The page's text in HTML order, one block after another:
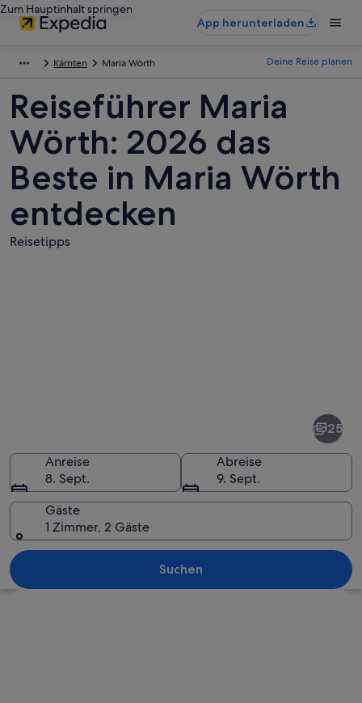
Zum Hauptinhalt springen
App herunterladen
Kärnten Maria Wörth Deine Reise planen
Reiseführer Maria
Wörth: 2026 das
Beste in Maria Wörth
entdecken
Reisetipps
Ein Boot liegt an einem Steg, im
25
Anreise
8. Sept.
Abreise
9. Sept.
Gäste
1 Zimmer, 2 Gäste
Suchen